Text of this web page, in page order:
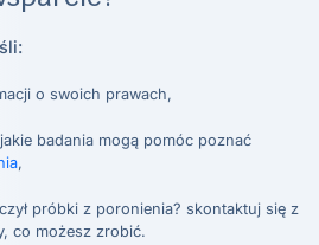
o swoich prawach,
badania mogą pomóc poznać
,
próbki z poronienia? skontaktuj się z
co możesz zrobić.